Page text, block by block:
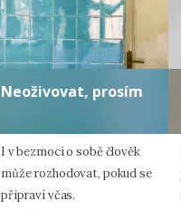
Neoživovat, prosím
I v bezmoci o sobě člověk
může rozhodovat, pokud se
připraví včas.